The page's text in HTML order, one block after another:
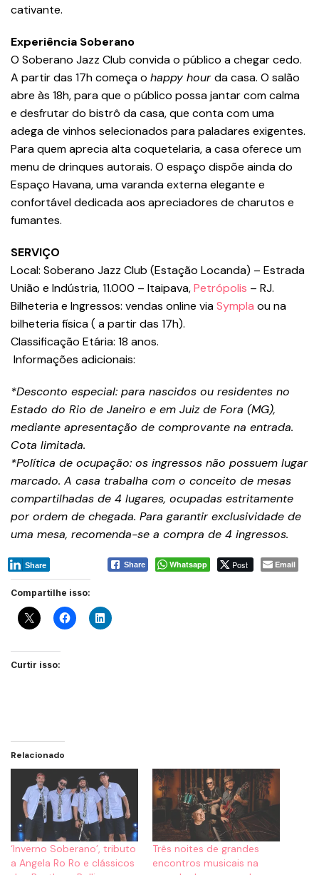
cativante.
Experiência Soberano
O Soberano Jazz Club convida o público a chegar cedo.
A partir das 17h começa o happy hourda casa. O salão
abre às 18h, para que o público possa jantar com calma
e desfrutar do bistrô da casa, que conta com uma
adega de vinhos selecionados para paladares exigentes.
Para quem aprecia alta coquetelaria, a casa oferece um
menu de drinques autorais. O espaço dispõe ainda do
Espaço Havana, uma varanda externa elegante e
confortável dedicada aos apreciadores de charutos e
fumantes.
SERVIÇO
Local: Soberano Jazz Club (Estação Locanda) – Estrada
União e Indústria, 11.000 – Itaipava,Petrópolis – RJ.
Bilheteria e Ingressos: vendas online viaSympla ou na
bilheteria física ( a partir das 17h).
Classificação Etária: 18 anos.
Informações adicionais:
*Desconto especial: para nascidos ou residentes no
Estado do Rio de Janeiro e em Juiz de Fora (MG),
mediante apresentação de comprovante na entrada.
Cota limitada.
*Política de ocupação: os ingressos não possuem lugar
marcado. A casa trabalha com o conceito de mesas
compartilhadas de 4 lugares, ocupadas estritamente
por ordem de chegada. Para garantir exclusividade de
uma mesa, recomenda-se a compra de 4 ingressos.
Share Whatsapp Post Email
Share
Compartilhe isso:
Curtir isso:
Relacionado
‘Inverno Soberano’, tributo
a Angela Ro Ro e clássicos
Três noites de grandes
encontros musicais na